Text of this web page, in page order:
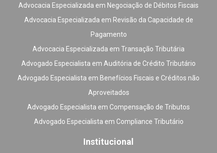
Advocacia Especializada em Negociação de Débitos Fiscais
Advocacia Especializada em Revisão da Capacidade de
Pagamento
Advocacia Especializada em Transação Tributária
Advogado Especialista em Auditória de Crédito Tributário
Advogado Especialista em Benefícios Fiscais e Créditos não
Aproveitados
Advogado Especialista em Compensação de Tributos
Advogado Especialista em Compliance Tributário
Institucional